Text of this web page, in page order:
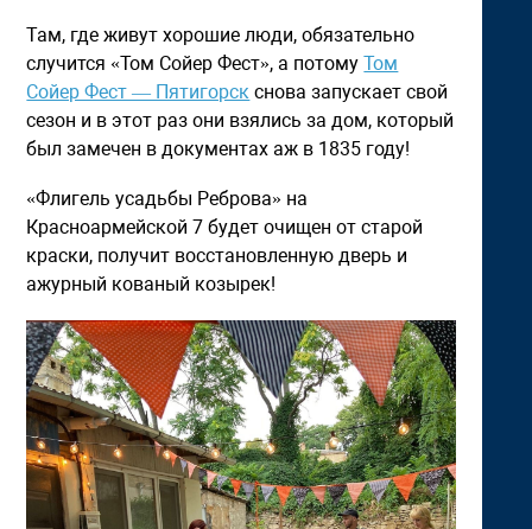
Там, где живут хорошие люди, обязательно
случится «Том Сойер Фест», а потомуТом
Сойер Фест — Пятигорск снова запускает свой
сезон и в этот раз они взялись за дом, который
был замечен в документах аж в 1835 году!
«Флигель усадьбы Реброва» на
Красноармейской 7 будет очищен от старой
краски, получит восстановленную дверь и
ажурный кованый козырек!